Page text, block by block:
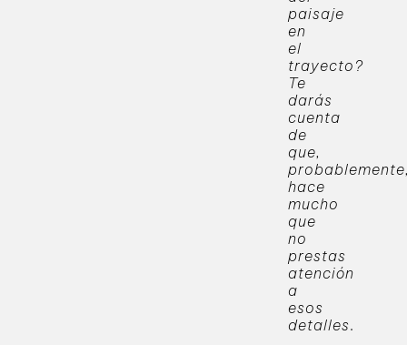
paisaje
en
el
trayecto?
Te
darás
cuenta
de
que,
hace
mucho
que
no
prestas
atención
a
esos
detalles.